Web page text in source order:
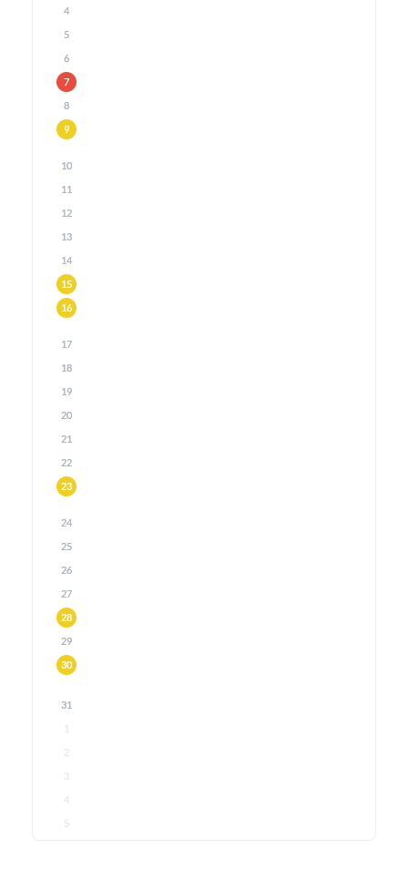
4
5
6
7
8
9
10
11
12
13
14
15
16
17
18
19
20
21
22
23
24
25
26
27
28
29
30
31
1
2
3
4
5